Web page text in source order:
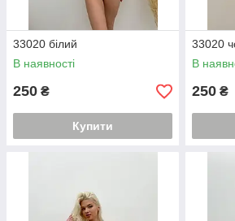
33020 білий
В наявності
250 ₴
Купити
33020
В
250 ₴